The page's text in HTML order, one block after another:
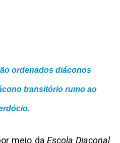
ordenados diáconos
transitório rumo ao
meio da Escola Diaconal